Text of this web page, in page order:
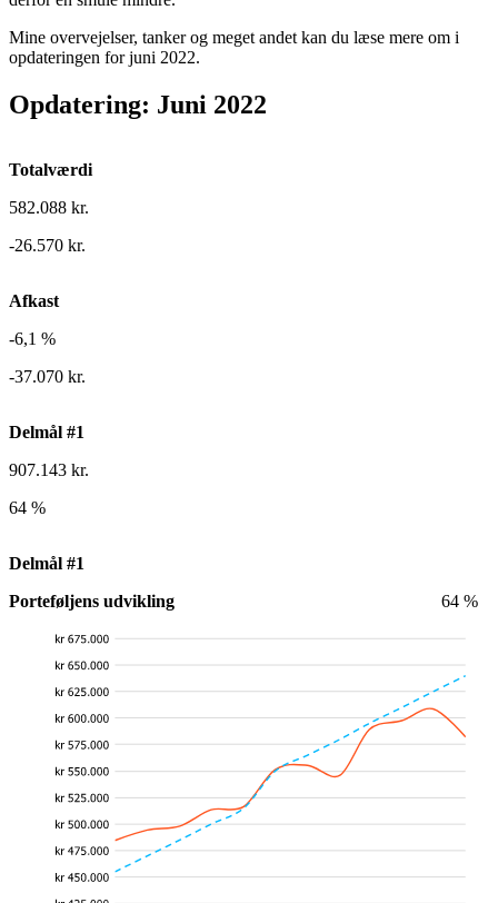
Mine overvejelser, tanker og meget andet kan du læse mere om i
opdateringen for juni 2022.
Opdatering: Juni 2022
Totalværdi
582.088 kr.
-26.570 kr.
Afkast
-6,1 %
-37.070 kr.
Delmål #1
907.143 kr.
64 %
Delmål #1
64 %
Porteføljens udvikling